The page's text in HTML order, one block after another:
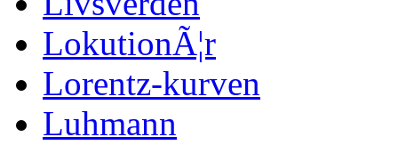
LokutionÃ¦r
Lorentz-kurven
Luhmann